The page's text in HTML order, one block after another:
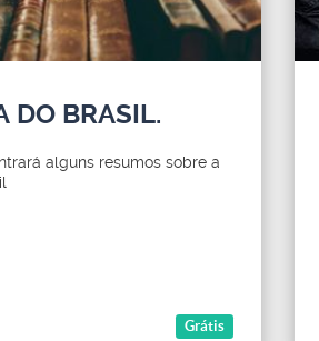
DO BRASIL.
alguns resumos sobre a
Grátis